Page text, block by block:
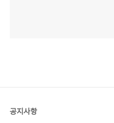
공지사항